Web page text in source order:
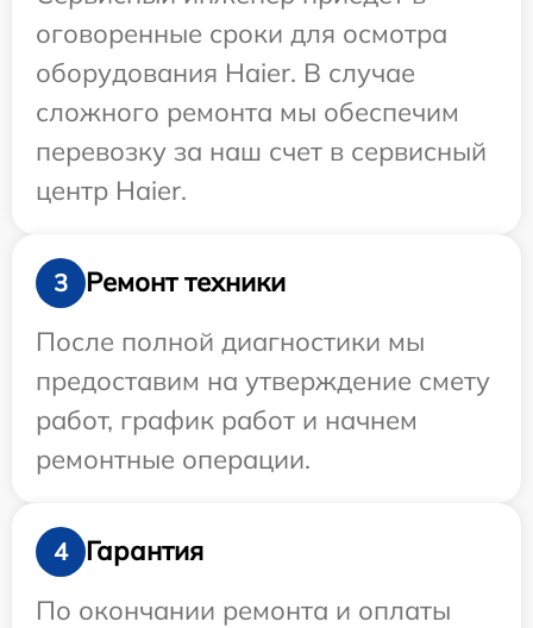
оговоренные сроки для осмотра
оборудования Haier. В случае
сложного ремонта мы обеспечим
перевозку за наш счет в сервисный
центр Haier.
3
Ремонт техники
После полной диагностики мы
предоставим на утверждение смету
работ, график работ и начнем
ремонтные операции.
4
Гарантия
По окончании ремонта и оплаты